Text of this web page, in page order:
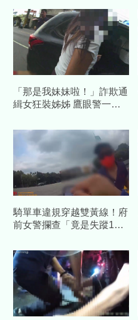
「那是我妹妹啦！」詐欺通
緝女狂裝姊姊 鷹眼警一句
騎單車違規穿越雙黃線！府
前女警攔查「竟是失蹤1年